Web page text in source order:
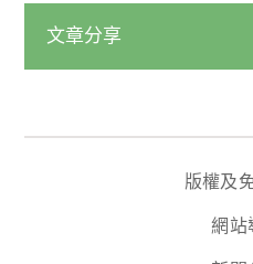
文章分享
版權及
網站